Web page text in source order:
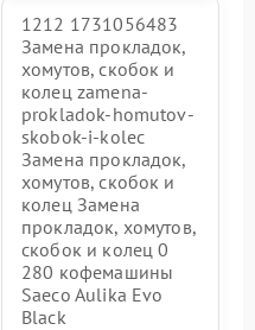
1212 1731056483
Замена прокладок,
хомутов, скобок и
колец zamena-
prokladok-homutov-
skobok-i-kolec
Замена прокладок,
хомутов, скобок и
колец Замена
прокладок, хомутов,
скобок и колец 0
280 кофемашины
Saeco Aulika Evo
Black